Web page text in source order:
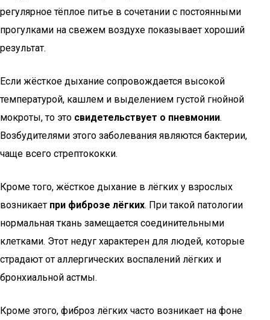
регулярное тёплое питье в сочетании с постоянными
прогулками на свежем воздухе показывает хороший
результат.
Если жёсткое дыхание сопровождается высокой
температурой, кашлем и выделением густой гнойной
мокроты, то это свидетельствует о пневмонии.
Возбудителями этого заболевания являются бактерии,
чаще всего стрептококки.
Кроме того, жёсткое дыхание в лёгких у взрослых
возникает при фиброзе лёгких. При такой патологии
нормальная ткань замещается соединительными
клетками. Этот недуг характерен для людей, которые
страдают от аллергических воспалений лёгких и
бронхиальной астмы.
Кроме этого, фиброз лёгких часто возникает на фоне